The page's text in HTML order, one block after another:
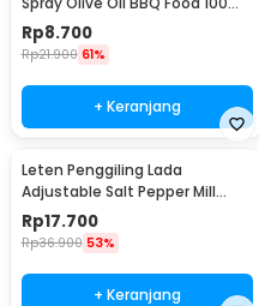
- HEA-1075
Rp8.700
Rp21.900 61%
+ Keranjang
Leten Penggiling Lada
Adjustable Salt Pepper Mill
Grinder - 9179
Rp17.700
Rp36.900 53%
+ Keranjang